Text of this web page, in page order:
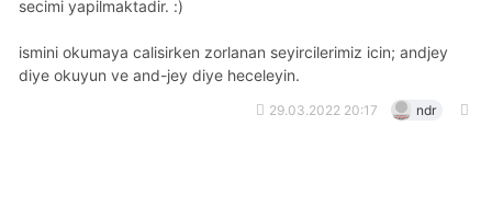
secimi yapilmaktadir. :)
ismini okumaya calisirken zorlanan seyircilerimiz icin; andjey
diye okuyun ve and-jey diye heceleyin.
29.03.2022 20:17 ndr